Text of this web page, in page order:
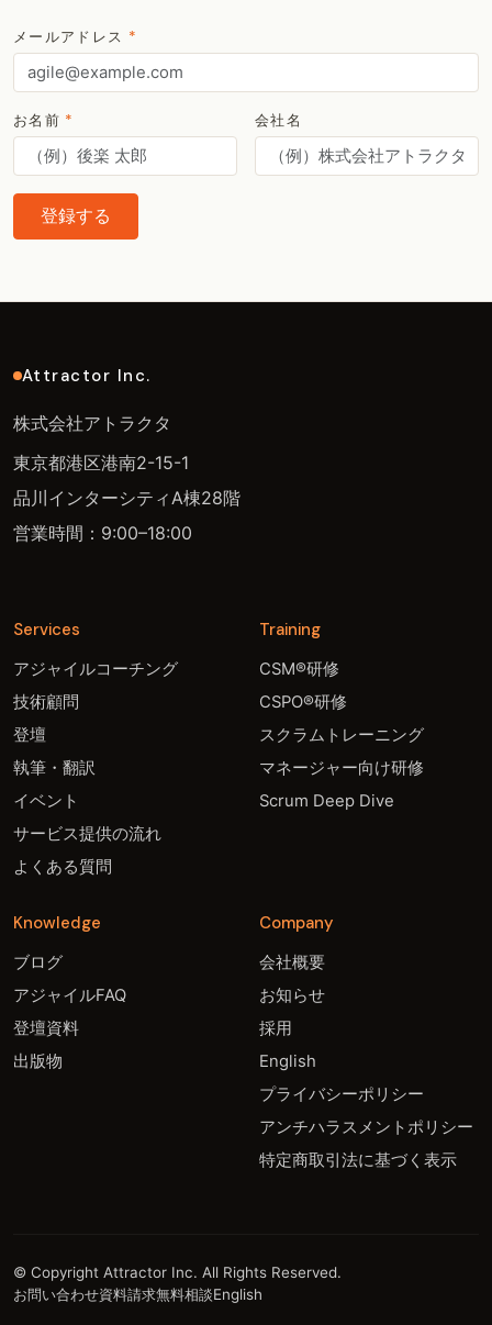
メールアドレス *
お名前 * 会社名
登録する
Attractor Inc.
株式会社アトラクタ
東京都港区港南2-15-1
品川インターシティA棟28階
営業時間：9:00–18:00
Services
アジャイルコーチング
技術顧問
登壇
執筆・翻訳
イベント
サービス提供の流れ
よくある質問
Training
CSM®研修
CSPO®研修
スクラムトレーニング
マネージャー向け研修
Scrum Deep Dive
Knowledge
ブログ
アジャイルFAQ
登壇資料
出版物
Company
会社概要
お知らせ
採用
English
プライバシーポリシー
アンチハラスメントポリシー
特定商取引法に基づく表示
© Copyright Attractor Inc. All Rights Reserved.
お問い合わせ資料請求無料相談English